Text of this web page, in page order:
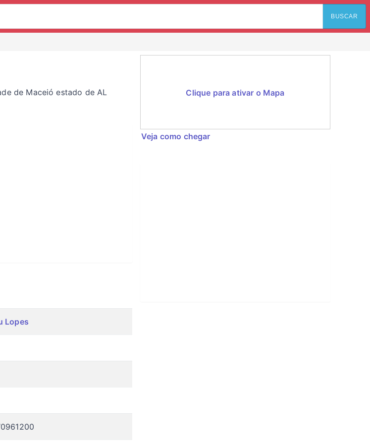
BUSCAR
de Maceió estado de AL
Lopes
Clique para ativar o Mapa
Veja como chegar